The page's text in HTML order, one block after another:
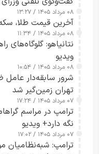
۰۸ مرداد ۱۴۰۵ / ۱۳:۲۷
آخرین قیمت طلا، سکه ودلار8
۰۸ مرداد ۱۴۰۵ / ۱۱:۳۴
نتانیاهو: گلوگاه‌های
ویدیو
۰۸ مرداد ۱۴۰۵ / ۱۰:۵۴
شرور سابقه‌دار
تهران زمین‌گیر شد
۰۷ مرداد ۱۴۰۵ / ۱۷:۲۴
ترامپ در مراسم
نگه دارد+ ویدیو
۰۷ مرداد ۱۴۰۵ / ۱۷:۰۲
ترامپ: شبه‌نظامیان